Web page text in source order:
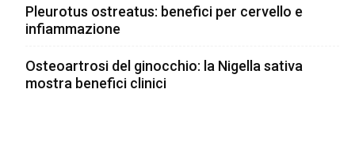
Pleurotus ostreatus: benefici per cervello e
infiammazione
Osteoartrosi del ginocchio: la Nigella sativa
mostra benefici clinici